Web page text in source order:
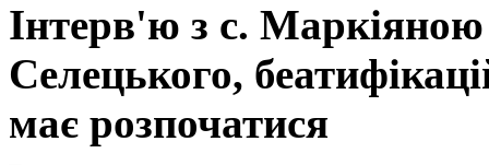
Інтерв'ю з с.
Селецького,
має розпочатися